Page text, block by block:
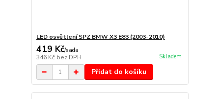
LED osvětlení SPZ BMW X3 E83 (2003-2010)
419 Kč/sada
346 Kč bez DPH Skladem
Přidat do košíku